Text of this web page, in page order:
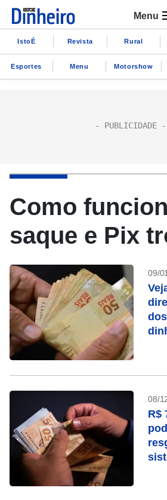
Menu
IstoÉ Revista Rural
Esportes Menu Motorshow
Como
saque e Pix
09/
08/
R$